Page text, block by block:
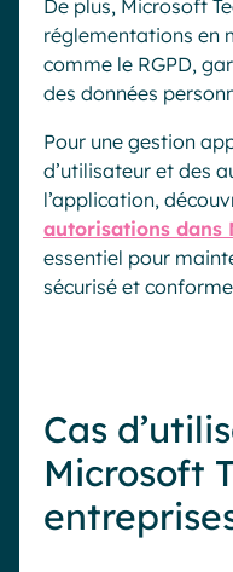
De plus, Microsoft
réglementations en
comme le RGPD,
des données
Pour une gestion
d’utilisateur et des
l’application,
autorisations dans
essentiel pour
sécurisé et conforme
Cas
Microsoft